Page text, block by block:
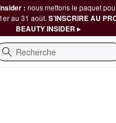
: nous mettons le paquet
au 31 août. S’INSCRIRE AU
BEAUTY INSIDER ▸